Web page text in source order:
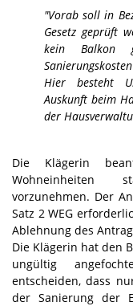
"Vorab soll in
Gesetz geprüft
kein Balkon
Hier besteht
Auskunft beim
der
Die Klägerin
Wohneinheiten
vorzunehmen. Der
Satz 2 WEG
Ablehnung des
Die Klägerin hat den
ungültig
entscheiden, dass
der Sanierung der